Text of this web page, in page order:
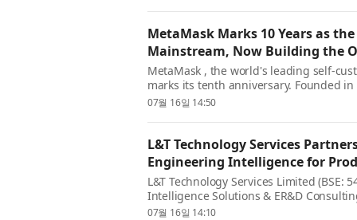
MetaMask Marks 10 Years as
Mainstream, Now Building the
MetaMask , the world's leading self-
marks its tenth anniversary. Founded
as one of the first self-custodial
07월 16일 14:50
L&T Technology Services
Engineering Intelligence for
L&T Technology Services Limited (BSE:
Intelligence Solutions & ER&D
Anthropic to accelerate Engineering
07월 16일 14:10